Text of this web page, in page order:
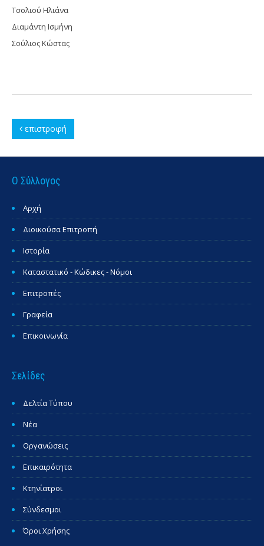
Τσολιού Ηλιάνα
Διαμάντη Ισμήνη
Σούλιος Κώστας
επιστροφή
Ο Σύλλογος
Αρχή
Διοικούσα Επιτροπή
Ιστορία
Καταστατικό - Κώδικες - Νόμοι
Επιτροπές
Γραφεία
Επικοινωνία
Σελίδες
Δελτία Τύπου
Νέα
Οργανώσεις
Επικαιρότητα
Κτηνίατροι
Σύνδεσμοι
Όροι Χρήσης